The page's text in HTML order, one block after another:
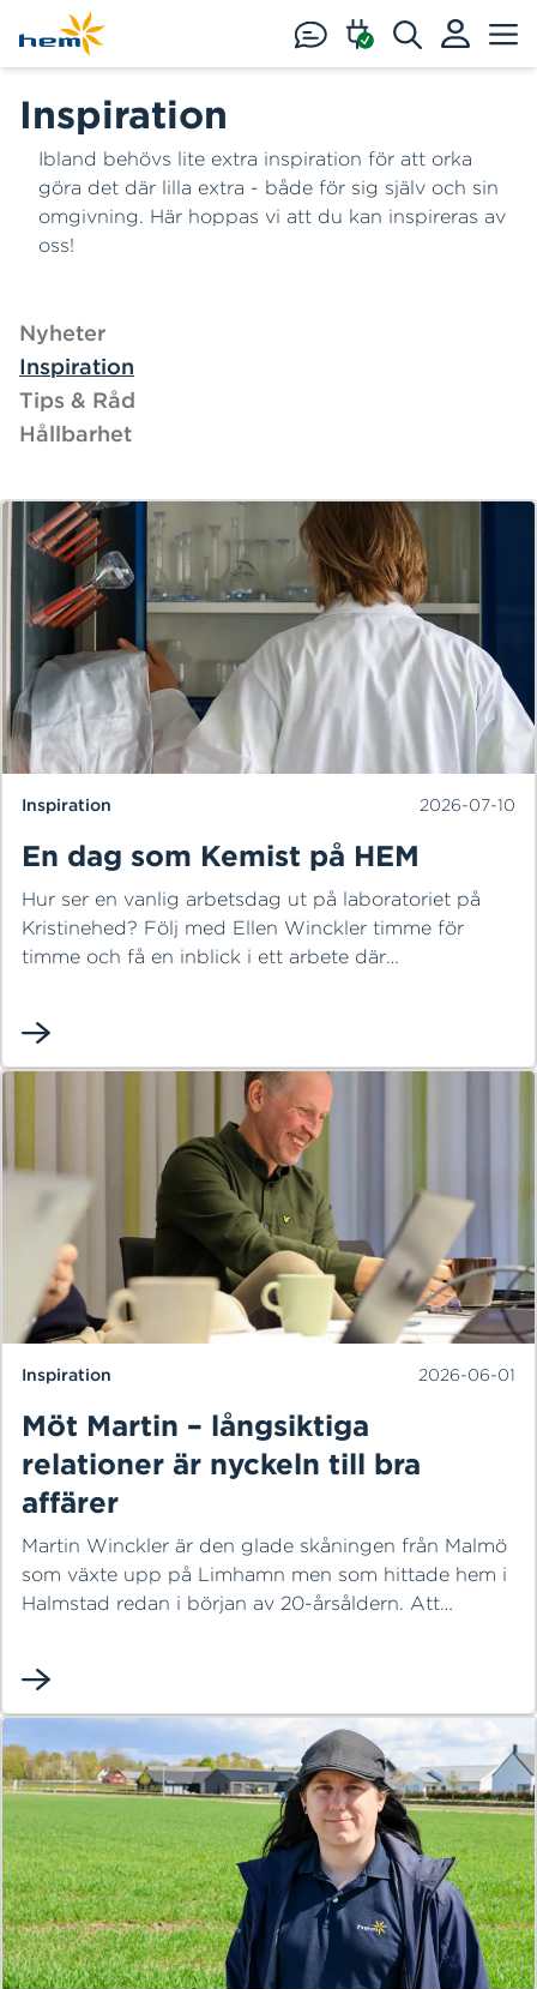
Hoppa till huvudinnehåll
Inspiration
Ibland behövs lite extra inspiration för att orka
göra det där lilla extra - både för sig själv och sin
omgivning. Här hoppas vi att du kan inspireras av
oss!
Nyheter
Inspiration
Tips & Råd
Hållbarhet
Inspiration 2026-07-10
En dag som Kemist på HEM
Hur ser en vanlig arbetsdag ut på laboratoriet på
Kristinehed? Följ med Ellen Winckler timme för
timme och få en inblick i ett arbete där
anläggningen till analyser på labbet och utvärdering
tillsammans med processingenjörerna – varje
moment bidrar till att säkerställa att våra processer
fungerar som de ska och att vi uppfyller högt ställda
kvalitets- och miljökrav.
Inspiration 2026-06-01
Möt Martin – långsiktiga
relationer är nyckeln till bra
affärer
Martin Winckler är den glade skåningen från Malmö
som växte upp på Limhamn men som hittade hem i
Halmstad redan i början av 20-årsåldern. Att
staden och med tiden blev Halmstad den självklara
platsen att bygga både karriär och familjeliv på.